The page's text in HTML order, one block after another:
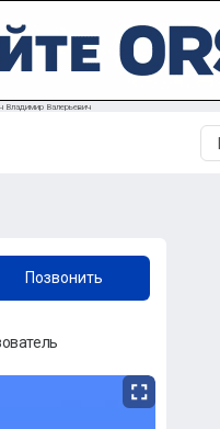
Валерьевич
Позвонить